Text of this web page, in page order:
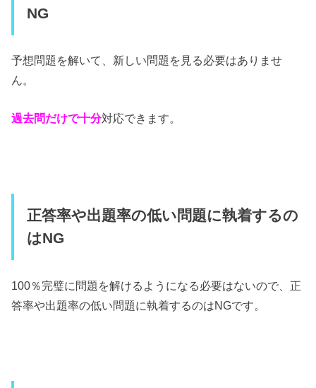
NG
予想問題を解いて、新しい問題を見る必要はありませ
ん。
過去問だけで十分対応できます。
正答率や出題率の低い問題に執着するの
はNG
100％完璧に問題を解けるようになる必要はないので、正
答率や出題率の低い問題に執着するのはNGです。